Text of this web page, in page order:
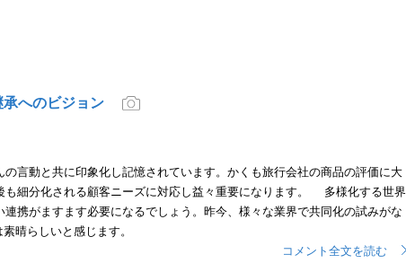
承へのビジョン
言動と共に印象化し記憶されています。かくも旅行会社の商品の評価に大
も細分化される顧客ニーズに対応し益々重要になります。 多様化する世界
携がますます必要になるでしょう。昨今、様々な業界で共同化の試みがな
晴らしいと感じます。
コメント全文を読む